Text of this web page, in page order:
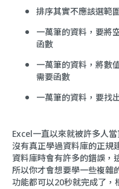
排序其實不應該選範
一萬筆的資料，要將
函數
一萬筆的資料，將數
需要函數
一萬筆的資料，要找
Excel一直以來就被許多人
沒有真正學過資料庫的正規
資料庫時會有許多的錯誤，
所以你才會想要學一些複雜
功能都可以20秒就完成了，